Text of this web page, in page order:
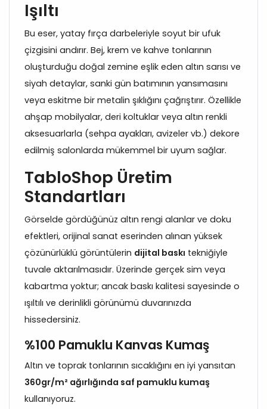
Işıltı
Bu eser, yatay fırça darbeleriyle soyut bir ufuk
çizgisini andırır. Bej, krem ve kahve tonlarının
oluşturduğu doğal zemine eşlik eden altın sarısı ve
siyah detaylar, sanki gün batımının yansımasını
veya eskitme bir metalin şıklığını çağrıştırır. Özellikle
ahşap mobilyalar, deri koltuklar veya altın renkli
aksesuarlarla (sehpa ayakları, avizeler vb.) dekore
edilmiş salonlarda mükemmel bir uyum sağlar.
TabloShop Üretim
Standartları
Görselde gördüğünüz altın rengi alanlar ve doku
efektleri, orijinal sanat eserinden alınan yüksek
çözünürlüklü görüntülerin dijital baskı tekniğiyle
tuvale aktarılmasıdır. Üzerinde gerçek sim veya
kabartma yoktur; ancak baskı kalitesi sayesinde o
ışıltılı ve derinlikli görünümü duvarınızda
hissedersiniz.
%100 Pamuklu Kanvas Kumaş
Altın ve toprak tonlarının sıcaklığını en iyi yansıtan
360gr/m² ağırlığında saf pamuklu kumaş
kullanıyoruz.